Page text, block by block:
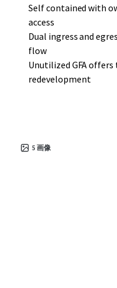
Self contained with
access
Dual ingress and
flow
Unutilized GFA
redevelopment
5 画像